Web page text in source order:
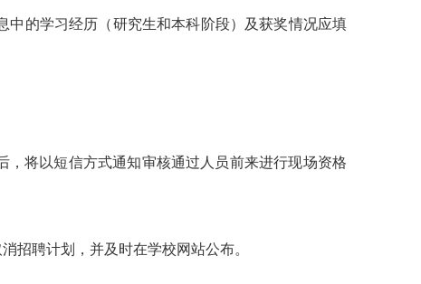
的学习经历（研究生和本科阶段）及获奖情况应填
，将以短信方式通知审核通过人员前来进行现场资格
招聘计划，并及时在学校网站公布。